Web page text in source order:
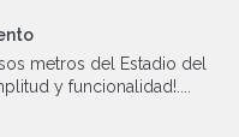
metros del Estadio del
y funcionalidad!....